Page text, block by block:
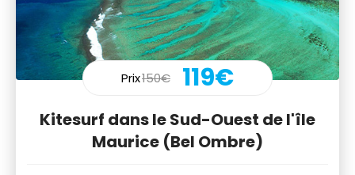
Prix150€ 119€
Kitesurf dans le Sud-Ouest de l'île
Maurice (Bel Ombre)